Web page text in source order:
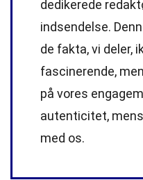
dedikerede
indsendelse.
de fakta, vi deler,
fascinerende,
på vores
autenticitet,
med os.